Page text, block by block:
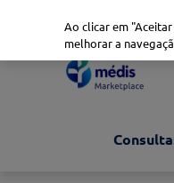
Ao clicar em
melhorar a